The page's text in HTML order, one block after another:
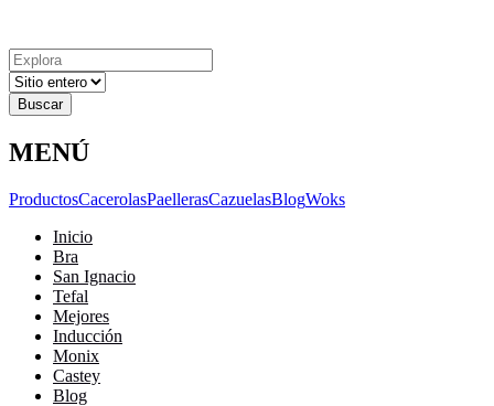
Resultados
para
MENÚ
ProductosCacerolasPaellerasCazuelasBlogWoks
Inicio
Bra
San Ignacio
Tefal
Mejores
Inducción
Monix
Castey
Blog